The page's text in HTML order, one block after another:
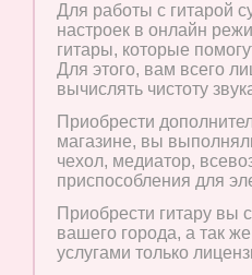
Для работы с гитарой
настроек в онлайн
гитары, которые
Для этого, вам всего
вычислять чистоту
Приобрести
магазине, вы
чехол, медиатор,
приспособления для
Приобрести гитару вы
вашего города, а так
услугами только